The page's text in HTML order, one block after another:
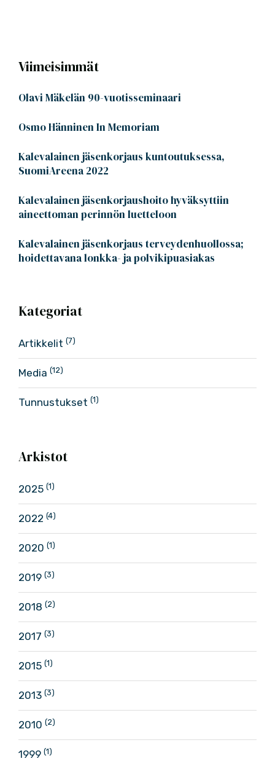
Viimeisimmät
Olavi Mäkelän 90-vuotisseminaari
Osmo Hänninen In Memoriam
Kalevalainen jäsenkorjaus kuntoutuksessa,
SuomiAreena 2022
Kalevalainen jäsenkorjaushoito hyväksyttiin
aineettoman perinnön luetteloon
Kalevalainen jäsenkorjaus terveydenhuollossa;
hoidettavana lonkka- ja polvikipuasiakas
Kategoriat
Artikkelit (7)
Media (12)
Tunnustukset (1)
Arkistot
2025 (1)
2022 (4)
2020 (1)
2019 (3)
2018 (2)
2017 (3)
2015 (1)
2013 (3)
2010 (2)
1999 (1)